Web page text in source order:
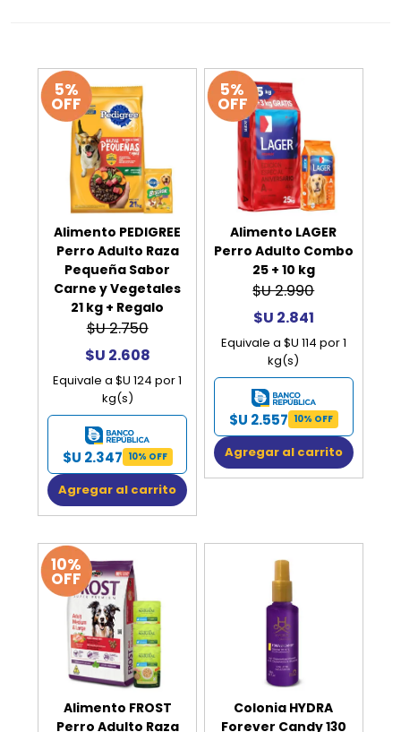
5%
OFF
Alimento PEDIGREE
Perro Adulto Raza
Pequeña Sabor
Carne y Vegetales
21 kg + Regalo
$U 2.750
$U 2.608
Equivale a $U 124 por 1
kg(s)
$U 2.347 10% OFF
Agregar al carrito
5%
OFF
Alimento LAGER
Perro Adulto Combo
25 + 10 kg
$U 2.990
$U 2.841
Equivale a $U 114 por 1
kg(s)
$U 2.557 10% OFF
Agregar al carrito
10%
OFF
Alimento FROST
Perro Adulto Raza
Colonia HYDRA
Forever Candy 130